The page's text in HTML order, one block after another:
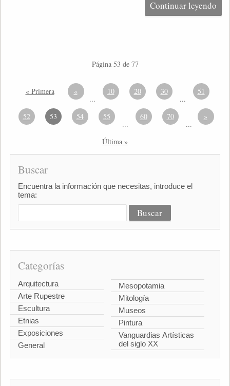
Continuar leyendo
Página 53 de 77
« Primera «
...
10 20 30
...
51
52 53 54 55
...
60 70
...
»
Última »
Buscar
Encuentra la información que necesitas, introduce el
tema:
Categorías
Arquitectura
Arte Rupestre
Escultura
Etnias
Exposiciones
General
Mesopotamia
Mitología
Museos
Pintura
Vanguardias Artísticas
del siglo XX